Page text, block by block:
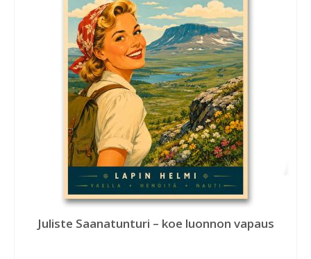
Juliste Saanatunturi – koe luonnon vapaus